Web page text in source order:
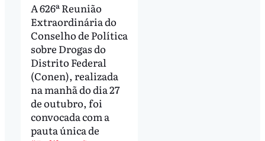
A 626ª Reunião
Extraordinária do
Conselho de Política
sobre Drogas do
Distrito Federal
(Conen), realizada
na manhã do dia 27
de outubro, foi
convocada com a
pauta única de